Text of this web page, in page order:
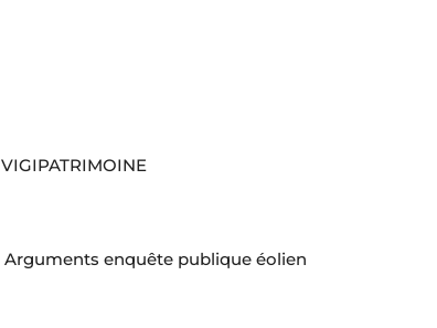
VIGIPATRIMOINE
Arguments enquête publique éolien